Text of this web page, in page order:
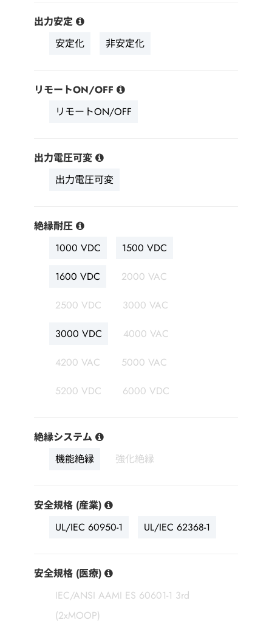
出力安定
安定化
非安定化
リモートON/OFF
リモートON/OFF
出力電圧可変
出力電圧可変
絶縁耐圧
1000 VDC
1500 VDC
1600 VDC 2000 VAC
2500 VDC 3000 VAC
3000 VDC 4000 VAC
4200 VAC 5000 VAC
5200 VDC 6000 VDC
絶縁システム
機能絶縁
強化絶縁
安全規格 (産業)
UL/IEC 60950-1
UL/IEC 62368-1
安全規格 (医療)
IEC/ANSI AAMI ES 60601-1 3rd
(2xMOOP)